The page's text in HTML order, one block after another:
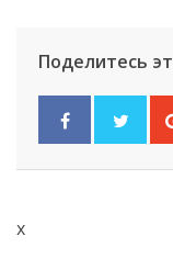
Поделитесь
x